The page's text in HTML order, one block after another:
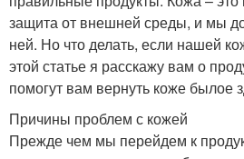
защита от внешней среды, и мы
ней. Но что делать, если нашей
этой статье я расскажу вам о
помогут вам вернуть коже былое
Причины проблем с кожей
Прежде чем мы перейдем к